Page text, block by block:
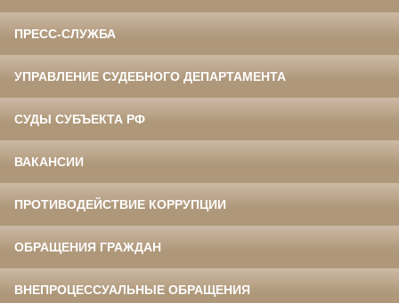
ПРЕСС-СЛУЖБА
УПРАВЛЕНИЕ СУДЕБНОГО ДЕПАРТАМЕНТА
СУДЫ СУБЪЕКТА РФ
ВАКАНСИИ
ПРОТИВОДЕЙСТВИЕ КОРРУПЦИИ
ОБРАЩЕНИЯ ГРАЖДАН
ВНЕПРОЦЕССУАЛЬНЫЕ ОБРАЩЕНИЯ